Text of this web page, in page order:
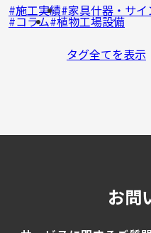
施工実績 家具什器・サ
コラム 植物工場設備
タグ全てを表示
お問